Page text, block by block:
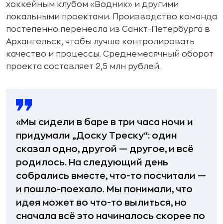
хоккейным клубом «Водник» и другими
локальными проектами. Производство команда
постепенно перенесла из Санкт-Петербурга в
Архангельск, чтобы лучше контролировать
качество и процессы. Среднемесячный оборот
проекта составляет 2,5 млн рублей.
«Мы сидели в баре в три часа ночи и
придумали „Доску Треску“: один
сказал одно, другой — другое, и всё
родилось. На следующий день
собрались вместе, что-то посчитали —
и пошло-поехало. Мы понимали, что
идея может во что-то вылиться, но
сначала всё это начиналось скорее по